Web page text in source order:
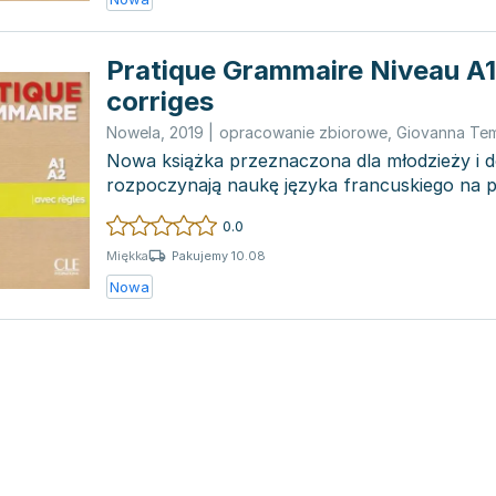
Pratique Grammaire Niveau
corriges
Nowela 2019 opracowanie zbiorowe Giovanna
Nowa książka przeznaczona dla młodzieży i
rozpoczynają naukę języka francuskiego na
oferuje wsze...
0.0
Miękka Pakujemy 10.08
Nowa